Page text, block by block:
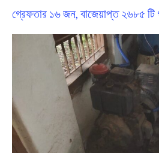
গ্রেফতার ১৬ জন, বাজেয়াপ্ত ২৬৮৫ টি